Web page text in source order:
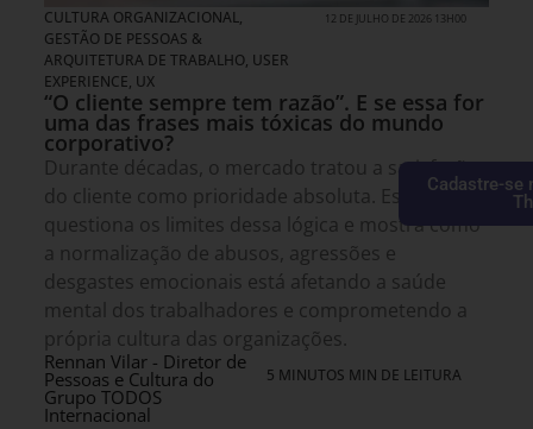
CULTURA ORGANIZACIONAL,
GESTÃO DE PESSOAS &
ARQUITETURA DE TRABALHO, USER
EXPERIENCE, UX
12 DE JULHO DE 2026 13H00
“O cliente sempre tem razão”. E se essa for
uma das frases mais tóxicas do mundo
corporativo?
Durante décadas, o mercado tratou a satisfação
do cliente como prioridade absoluta. Este artigo
questiona os limites dessa lógica e mostra como
a normalização de abusos, agressões e
desgastes emocionais está afetando a saúde
mental dos trabalhadores e comprometendo a
própria cultura das organizações.
Rennan Vilar - Diretor de
Pessoas e Cultura do
Grupo TODOS
Internacional
5 MINUTOS MIN DE LEITURA
Cadastre-se